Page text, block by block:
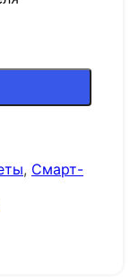
, Смарт-